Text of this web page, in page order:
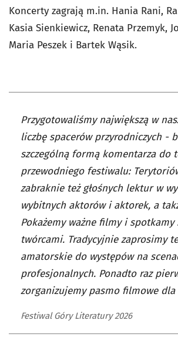
Koncerty zagrają m.in. Hania Rani,
Kasia Sienkiewicz, Renata Przemyk,
Maria Peszek i Bartek Wąsik.
Przygotowaliśmy największą w
liczbę spacerów przyrodniczych -
szczególną formą komentarza do
przewodniego festiwalu:
zabraknie też głośnych lektur w
wybitnych aktorów i aktorek, a
Pokażemy ważne filmy i spotkamy
twórcami. Tradycyjnie zaprosimy
amatorskie do występów na
profesjonalnych. Ponadto raz
zorganizujemy pasmo filmowe dla
Festiwal Góry Literatury 2026